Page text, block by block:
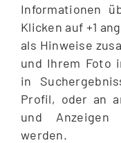
Informationen
Klicken auf +1
als Hinweise
und Ihrem Foto
in
Profil, oder an
und
werden.